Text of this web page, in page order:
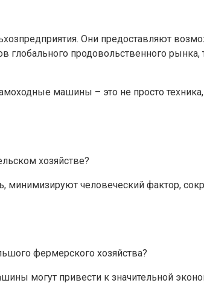
Они предоставляют
продовольственного рынка,
машины – это не просто
хозяйстве?
человеческий фактор,
фермерского хозяйства?
могут привести к значительной